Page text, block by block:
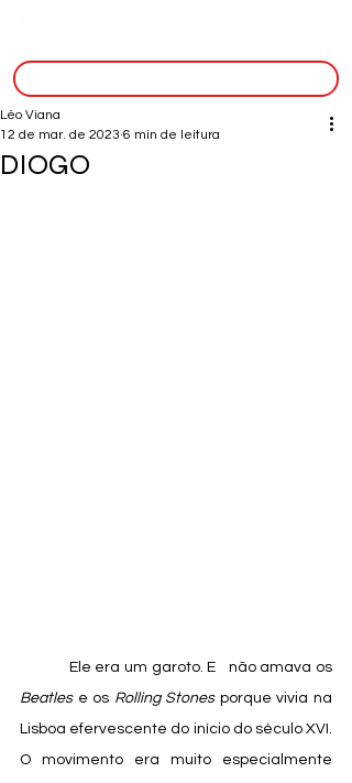
DIOGO
Léo Viana
12 de mar. de 2023 6 min de leitura
Beatles e os Rolling Stones porque vivia na
Lisboa efervescente do início do século XVI.
O movimento era muito especialmente